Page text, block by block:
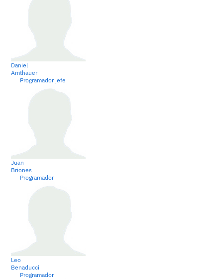
Daniel
Amthauer
Programador jefe
Juan
Briones
Programador
Leo
Benaducci
Programador